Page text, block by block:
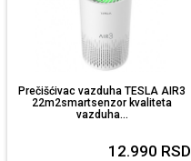
Prečišćivac vazduha TESLA AIR3
22m2smartsenzor kvaliteta
vazduha...
12.990 RSD